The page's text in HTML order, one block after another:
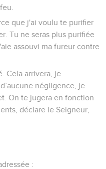
que j'ai voulu te purifier
Tu ne seras plus purifiée
assouvi ma fureur contre
Cela arrivera, je
négligence, je
On te jugera en fonction
déclare le Seigneur,
: